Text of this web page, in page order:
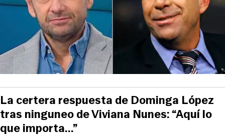
La certera respuesta de Dominga López
tras ninguneo de Viviana Nunes: “Aquí lo
que importa...”